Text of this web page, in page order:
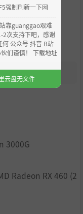
3000G
Radeon RX 460 (2
强制刷新一下网
靠guanggao艰难
2次支持下吧，感谢
公众号 抖音 B站
们谨慎！ 下载地址
云盘无文件